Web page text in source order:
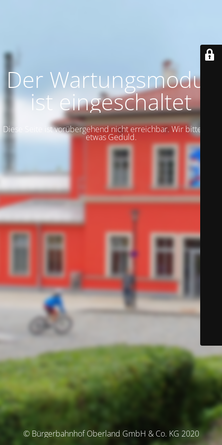
Der Wartungsmodus
ist eingeschaltet
Diese Seite ist vorübergehend nicht erreichbar. Wir bitten um
etwas Geduld.
© Bürgerbahnhof Oberland GmbH & Co. KG 2020